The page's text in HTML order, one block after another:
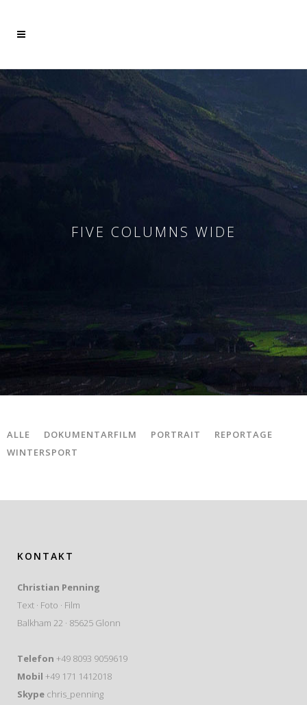
FIVE COLUMNS WIDE
ALLE DOKUMENTARFILM PORTRAIT
REPORTAGE
WINTERSPORT
KONTAKT
Christian Penning
Text · Foto · Film
Balkham 22 · 85625 Glonn
Telefon +49 8093 9059619
Mobil +49 171 1412018
Skype chris_penning